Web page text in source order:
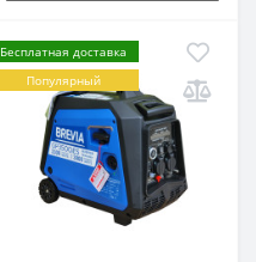
Бесплатная доставка
Популярный